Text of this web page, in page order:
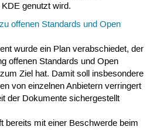
genutzt wird.
offenen Standards und Open
wurde ein Plan verabschiedet, der
offenen Standards und Open
Ziel hat. Damit soll insbesondere
von einzelnen Anbietern verringert
der Dokumente sichergestellt
bereits mit einer Beschwerde beim